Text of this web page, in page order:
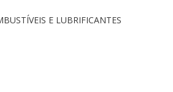
E LUBRIFICANTES